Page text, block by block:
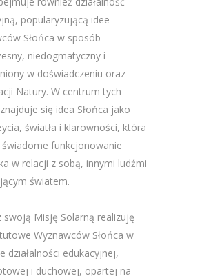
popularyzującą idee
Słońca w sposób
niedogmatyczny i
w doświadczeniu oraz
Natury. W centrum tych
się idea Słońca jako
światła i klarowności, która
funkcjonowanie
w relacji z sobą, innymi ludźmi
światem.
swoją Misję Solarną realizuję
Wyznawców Słońca w
działalności edukacyjnej,
i duchowej, opartej na